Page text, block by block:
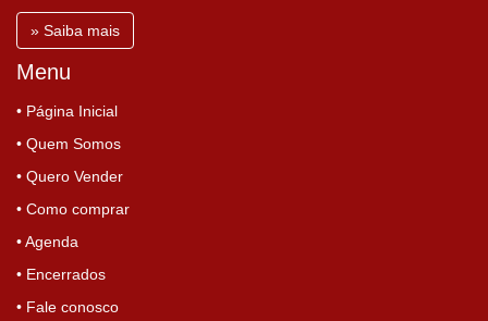
» Saiba mais
Menu
• Página Inicial
• Quem Somos
• Quero Vender
• Como comprar
• Agenda
• Encerrados
• Fale conosco